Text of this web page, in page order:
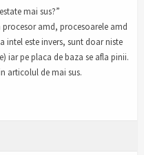
mai sus?”
amd, procesoarele amd
intel este invers, sunt doar niste
iar pe placa de baza se afla pinii.
articolul de mai sus.